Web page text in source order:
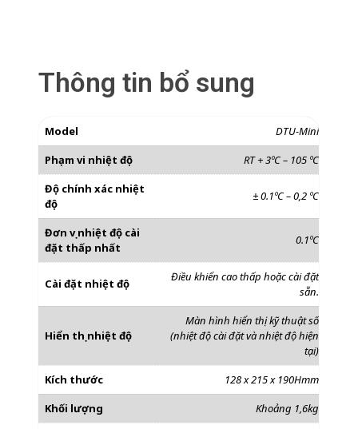
Thông tin bổ sung
Model
DTU-Mini
Phạm vi nhiệt độ
RT + 3ºC – 105 ºC
Độ chính xác nhiệt
độ
± 0.1ºC – 0,2 ºC
Đơn vị nhiệt độ cài
đặt thấp nhất
0.1ºC
Cài đặt nhiệt độ
Điều khiển cao thấp hoặc cài đặt
sẵn.
Hiển thị nhiệt độ
Màn hình hiển thị kỹ thuật số
(nhiệt độ cài đặt và nhiệt độ hiện
tại)
Kích thước
128 x 215 x 190Hmm
Khối lượng
Khoảng 1,6kg